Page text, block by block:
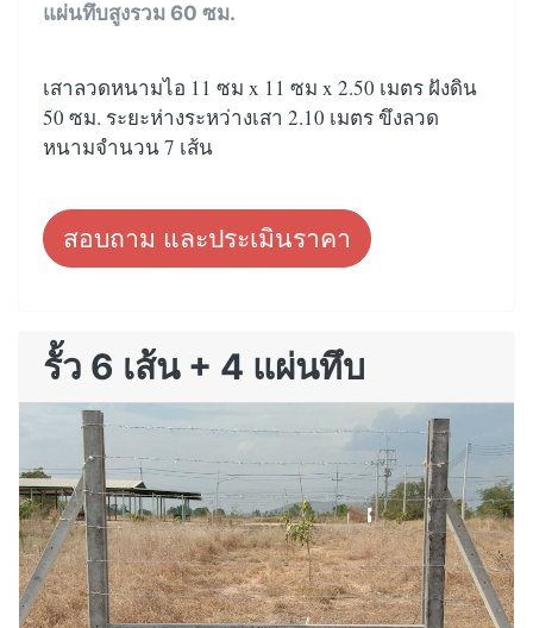
แผ่นทึบสูงรวม 60 ซม.
เสาลวดหนามไอ 11 ซม x 11 ซม x 2.50 เมตร ฝังดิน
50 ซม. ระยะห่างระหว่างเสา 2.10 เมตร ขึงลวด
หนามจำนวน 7 เส้น
สอบถาม และประเมินราคา
รั้ว 6 เส้น + 4 แผ่นทึบ